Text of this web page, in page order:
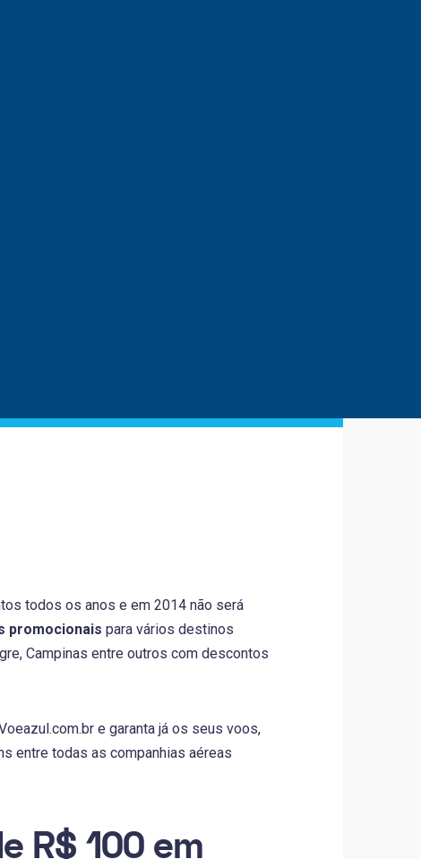
todos os anos e em 2014 não será
promocionais para vários destinos
Campinas entre outros com descontos
e garanta já os seus voos,
entre todas as companhias aéreas
R$ 100 em